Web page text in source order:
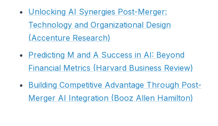
Unlocking AI Synergies Post-Merger:
Technology and Organizational Design
(Accenture Research)
Predicting M and A Success in AI: Beyond
Financial Metrics (Harvard Business Review)
Building Competitive Advantage Through Post-
Merger AI Integration (Booz Allen Hamilton)